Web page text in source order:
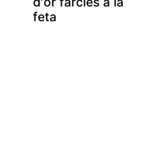
feta